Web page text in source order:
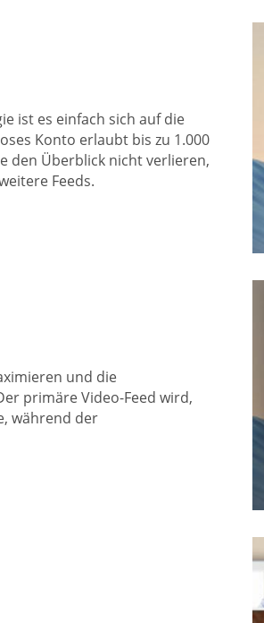
ist es einfach sich auf die
Konto erlaubt bis zu 1.000
den Überblick nicht verlieren,
Feeds.
und die
primäre Video-Feed wird,
während der